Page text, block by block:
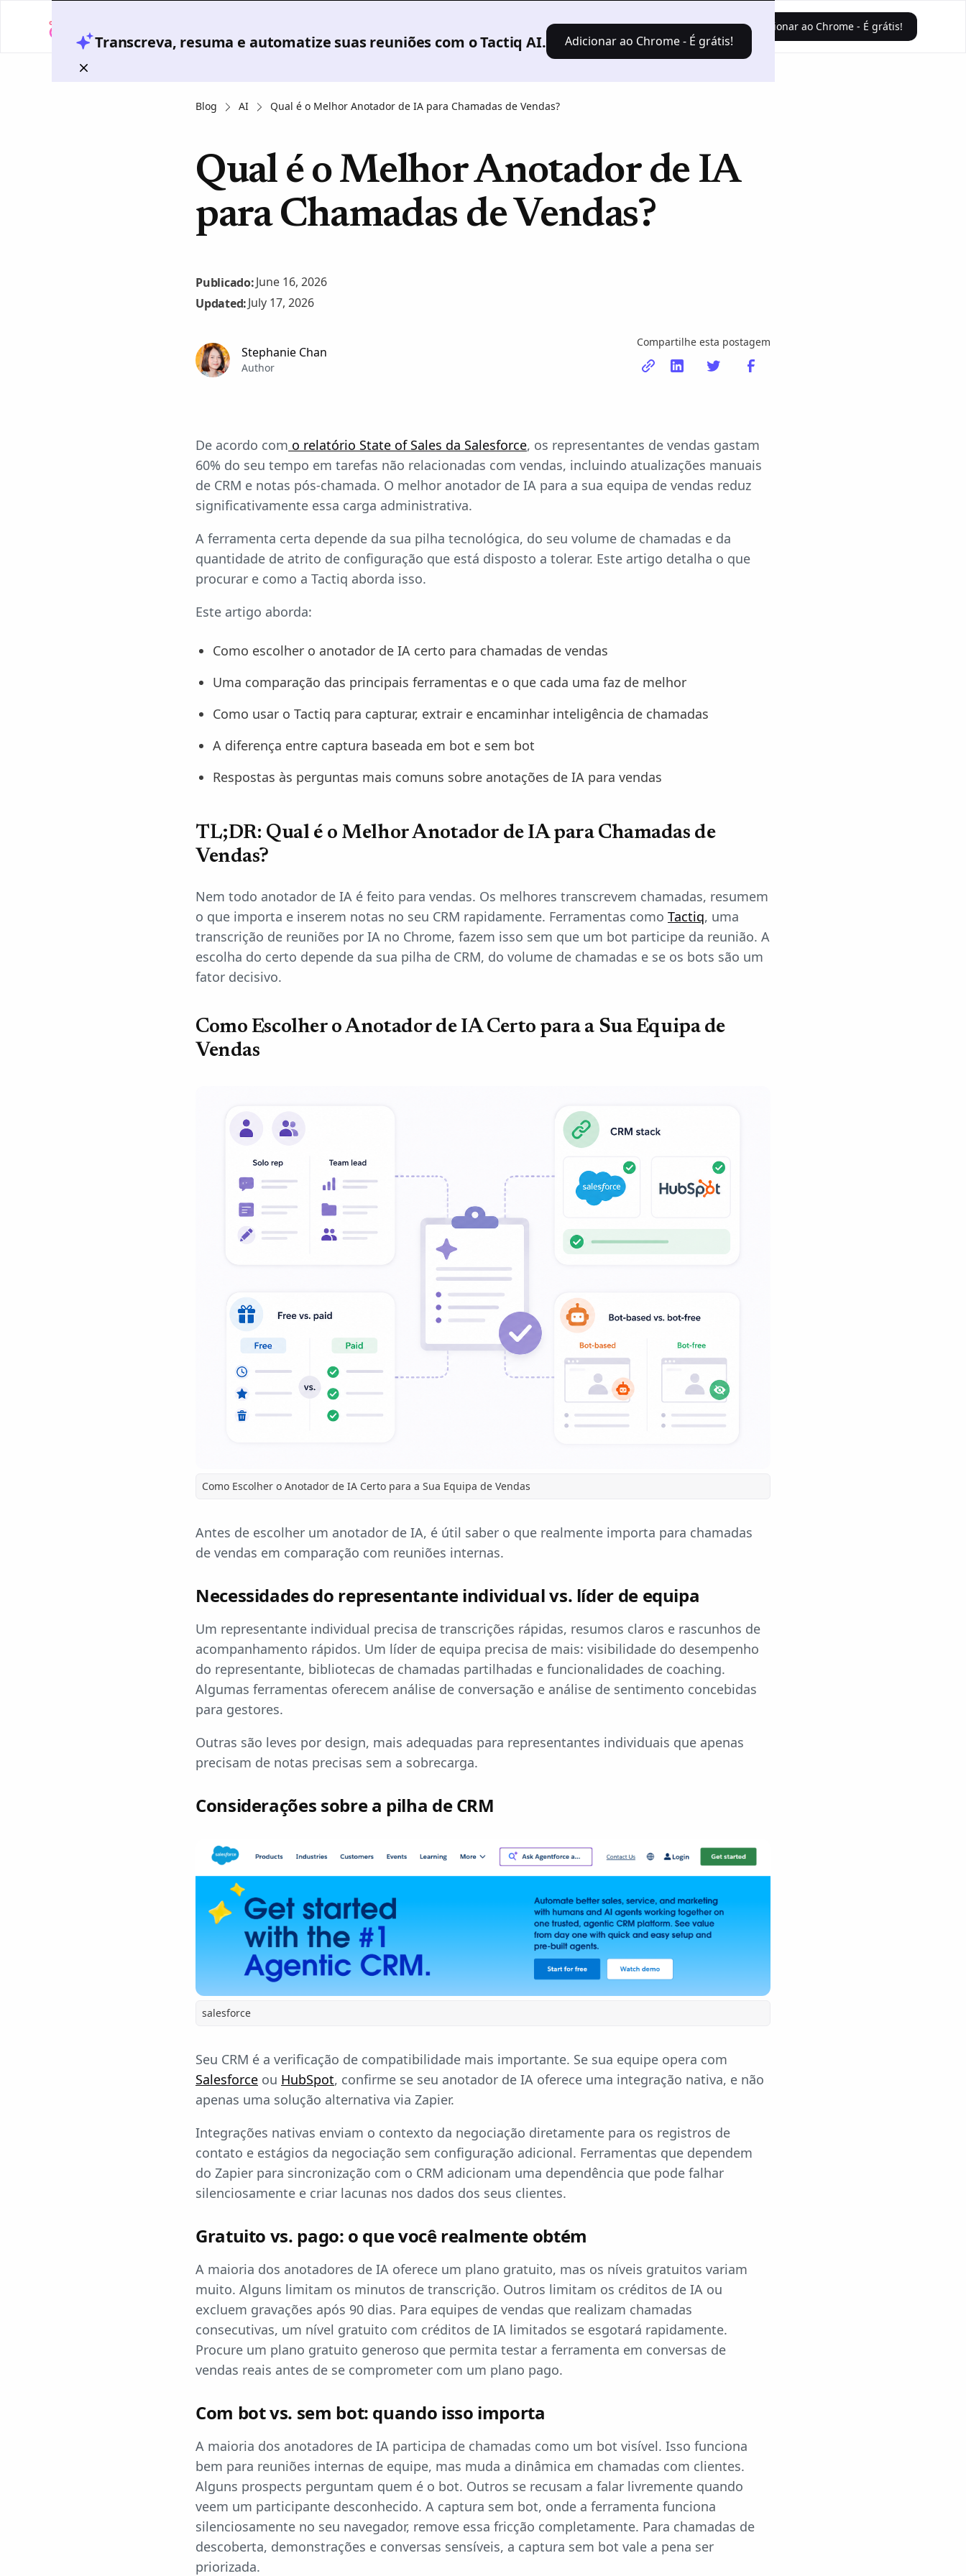
Transcreva, resuma e automatize suas reuniões com o Tactiq AI. Adicionar ao Chrome - É grátis!
Preços Recursos Faça o login Adicionar ao Chrome - É grátis!
Blog AI Qual é o Melhor Anotador de IA para Chamadas de Vendas?
Qual é o Melhor Anotador de IA
para Chamadas de Vendas?
Publicado:June 16, 2026
Updated:July 17, 2026
Stephanie Chan
Author
Compartilhe esta postagem
De acordo com o relatório State of Sales da Salesforce, os representantes de vendas gastam
60% do seu tempo em tarefas não relacionadas com vendas, incluindo atualizações manuais
de CRM e notas pós-chamada. O melhor anotador de IA para a sua equipa de vendas reduz
significativamente essa carga administrativa.
A ferramenta certa depende da sua pilha tecnológica, do seu volume de chamadas e da
quantidade de atrito de configuração que está disposto a tolerar. Este artigo detalha o que
procurar e como a Tactiq aborda isso.
Este artigo aborda:
Como escolher o anotador de IA certo para chamadas de vendas
Uma comparação das principais ferramentas e o que cada uma faz de melhor
Como usar o Tactiq para capturar, extrair e encaminhar inteligência de chamadas
A diferença entre captura baseada em bot e sem bot
Respostas às perguntas mais comuns sobre anotações de IA para vendas
TL;DR: Qual é o Melhor Anotador de IA para Chamadas de
Vendas?
Nem todo anotador de IA é feito para vendas. Os melhores transcrevem chamadas, resumem
o que importa e inserem notas no seu CRM rapidamente. Ferramentas como Tactiq, uma
transcrição de reuniões por IA no Chrome, fazem isso sem que um bot participe da reunião. A
escolha do certo depende da sua pilha de CRM, do volume de chamadas e se os bots são um
fator decisivo.
Como Escolher o Anotador de IA Certo para a Sua Equipa de
Vendas
Como Escolher o Anotador de IA Certo para a Sua Equipa de Vendas
Antes de escolher um anotador de IA, é útil saber o que realmente importa para chamadas
de vendas em comparação com reuniões internas.
Necessidades do representante individual vs. líder de equipa
Um representante individual precisa de transcrições rápidas, resumos claros e rascunhos de
acompanhamento rápidos. Um líder de equipa precisa de mais: visibilidade do desempenho
do representante, bibliotecas de chamadas partilhadas e funcionalidades de coaching.
Algumas ferramentas oferecem análise de conversação e análise de sentimento concebidas
para gestores.
Outras são leves por design, mais adequadas para representantes individuais que apenas
precisam de notas precisas sem a sobrecarga.
Considerações sobre a pilha de CRM
salesforce
Seu CRM é a verificação de compatibilidade mais importante. Se sua equipe opera com
Salesforce ou HubSpot, confirme se seu anotador de IA oferece uma integração nativa, e não
apenas uma solução alternativa via Zapier.
Integrações nativas enviam o contexto da negociação diretamente para os registros de
contato e estágios da negociação sem configuração adicional. Ferramentas que dependem
do Zapier para sincronização com o CRM adicionam uma dependência que pode falhar
silenciosamente e criar lacunas nos dados dos seus clientes.
Gratuito vs. pago: o que você realmente obtém
A maioria dos anotadores de IA oferece um plano gratuito, mas os níveis gratuitos variam
muito. Alguns limitam os minutos de transcrição. Outros limitam os créditos de IA ou
excluem gravações após 90 dias. Para equipes de vendas que realizam chamadas
consecutivas, um nível gratuito com créditos de IA limitados se esgotará rapidamente.
Procure um plano gratuito generoso que permita testar a ferramenta em conversas de
vendas reais antes de se comprometer com um plano pago.
Com bot vs. sem bot: quando isso importa
A maioria dos anotadores de IA participa de chamadas como um bot visível. Isso funciona
bem para reuniões internas de equipe, mas muda a dinâmica em chamadas com clientes.
Alguns prospects perguntam quem é o bot. Outros se recusam a falar livremente quando
veem um participante desconhecido. A captura sem bot, onde a ferramenta funciona
silenciosamente no seu navegador, remove essa fricção completamente. Para chamadas de
descoberta, demonstrações e conversas sensíveis, a captura sem bot vale a pena ser
priorizada.